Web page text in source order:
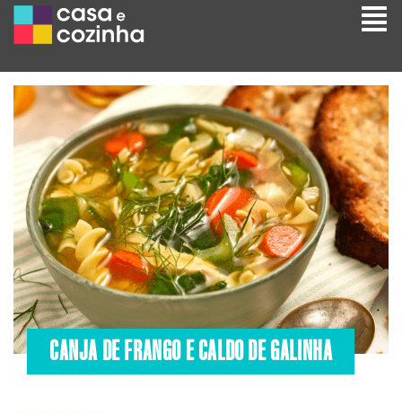
CANJA DE FRANGO E CALDO DE GALINHA